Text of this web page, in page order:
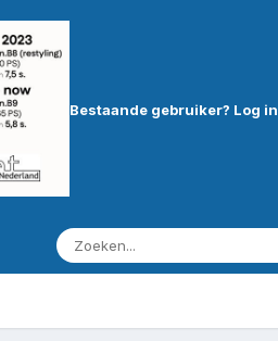
Bestaande gebruiker? Log in